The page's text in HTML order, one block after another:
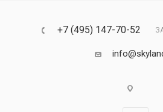
+7 (495) 147-70-52